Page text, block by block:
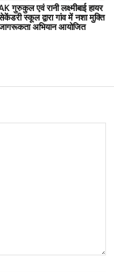
गुरुकुल एवं रानी लक्ष्मीबाई हायर
स्कूल द्वारा गांव में नशा मुक्ति
अभियान आयोजित